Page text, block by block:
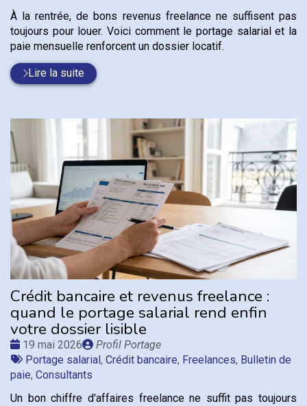
À la rentrée, de bons revenus freelance ne suffisent pas
toujours pour louer. Voici comment le portage salarial et la
paie mensuelle renforcent un dossier locatif.
Lire la suite
Crédit bancaire et revenus freelance :
quand le portage salarial rend enfin
votre dossier lisible
Date
:
19 mai 2026
Publié
par
Profil Portage
Tags
:
Portage salarial, Crédit bancaire, Freelances, Bulletin de
paie, Consultants
Un bon chiffre d'affaires freelance ne suffit pas toujours